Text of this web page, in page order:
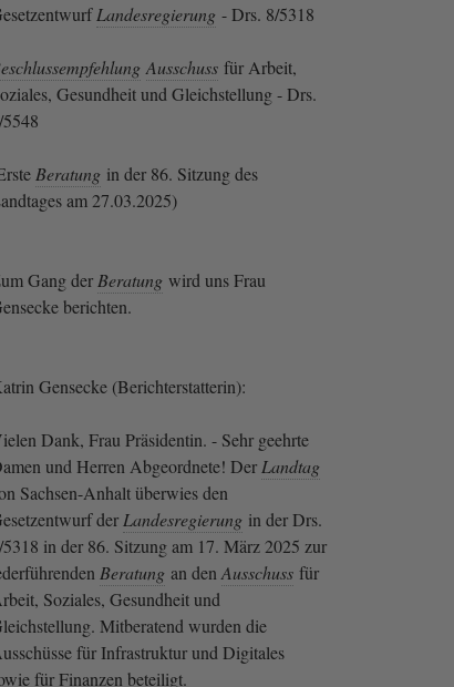
Landesregierung - Drs. 8/5318
Ausschuss für Arbeit,
Gesundheit und Gleichstellung - Drs.
Beratung in der 86. Sitzung des
am 27.03.2025)
Gang der Beratung wird uns Frau
berichten.
Gensecke (Berichterstatterin):
Dank, Frau Präsidentin. - Sehr geehrte
und Herren Abgeordnete! Der Landtag
Sachsen-Anhalt überwies den
der Landesregierung in der Drs.
5318 in der 86. Sitzung am 17. März 2025 zur
Beratung an den Ausschuss für
Soziales, Gesundheit und
Mitberatend wurden die
für Infrastruktur und Digitales
für Finanzen beteiligt.